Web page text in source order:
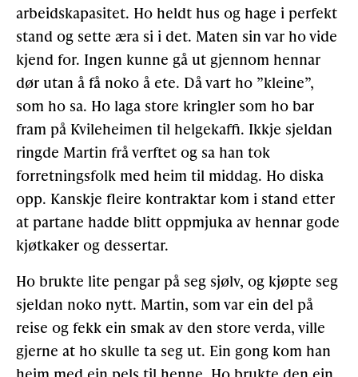
arbeidskapasitet. Ho heldt hus og hage i perfekt
stand og sette æra si i det. Maten sin var ho vide
kjend for. Ingen kunne gå ut gjennom hennar
dør utan å få noko å ete. Då vart ho ”kleine”,
som ho sa. Ho laga store kringler som ho bar
fram på Kvileheimen til helgekaffi. Ikkje sjeldan
ringde Martin frå verftet og sa han tok
forretningsfolk med heim til middag. Ho diska
opp. Kanskje fleire kontraktar kom i stand etter
at partane hadde blitt oppmjuka av hennar gode
kjøtkaker og dessertar.
Ho brukte lite pengar på seg sjølv, og kjøpte seg
sjeldan noko nytt. Martin, som var ein del på
reise og fekk ein smak av den store verda, ville
gjerne at ho skulle ta seg ut. Ein gong kom han